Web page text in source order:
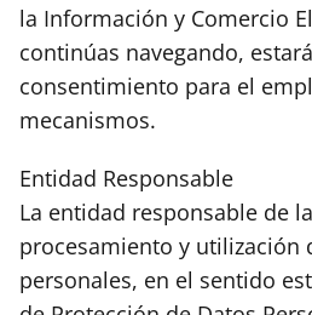
la Información y Comercio
continúas navegando,
consentimiento para el
mecanismos.
Entidad Responsable
La entidad responsable de
procesamiento y utilización
personales, en el sentido